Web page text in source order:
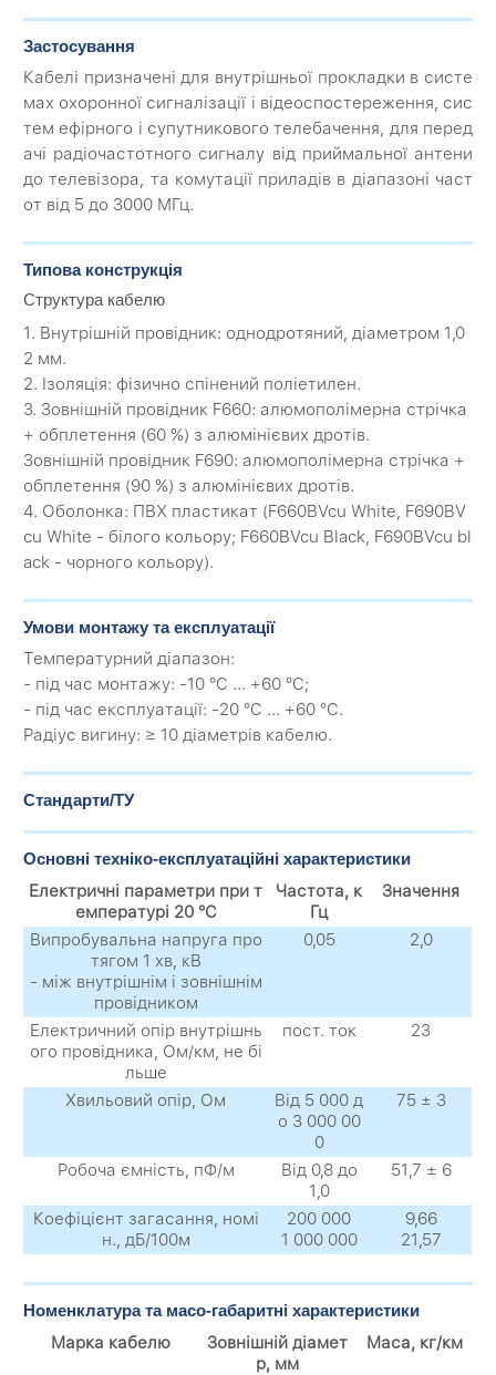
Застосування
Кабелі призначені для внутрішньої прокладки в систе
мах охоронної сигналізації і відеоспостереження, сис
тем ефірного і супутникового телебачення, для перед
ачі радіочастотного сигналу від приймальної антени
до телевізора, та комутації приладів в діапазоні част
от від 5 до 3000 МГц.
Типова конструкція
Структура кабелю
1. Внутрішній провідник: однодротяний, діаметром 1,0
2 мм.
2. Ізоляція: фізично спінений поліетилен.
3. Зовнішній провідник F660: алюмополімерна стрічка
+ обплетення (60 %) з алюмінієвих дротів.
Зовнішній провідник F690: алюмополімерна стрічка +
обплетення (90 %) з алюмінієвих дротів.
4. Оболонка: ПВХ пластикат (F660BVcu White, F690BV
cu White - білого кольору; F660BVcu Black, F690BVcu bl
ack - чорного кольору).
Умови монтажу та експлуатації
Температурний діапазон:
- під час монтажу: -10 °C ... +60 °C;
- під час експлуатації: -20 °C ... +60 °C.
Радіус вигину: ≥ 10 діаметрів кабелю.
Стандарти/ТУ
Основні техніко-експлуатаційні характеристики
Електричні параметри при т
емпературі 20 °C
Частота, к
Гц
Значення
Випробувальна напруга про
тягом 1 хв, кВ
- між внутрішнім і зовнішнім
провідником
0,05 2,0
Електричний опір внутрішнь
ого провідника, Ом/км, не бі
льше
пост. ток 23
Хвильовий опір, Ом
Від 5 000 д
о 3 000 00
0
75 ± 3
Робоча ємність, пФ/м
Від 0,8 до
1,0
51,7 ± 6
Коефіцієнт загасання, номі
н., дБ/100м
200 000
1 000 000
9,66
21,57
Номенклатура та масо-габаритні характеристики
Марка кабелю
Зовнішній діамет
р, мм
Маса, кг/км